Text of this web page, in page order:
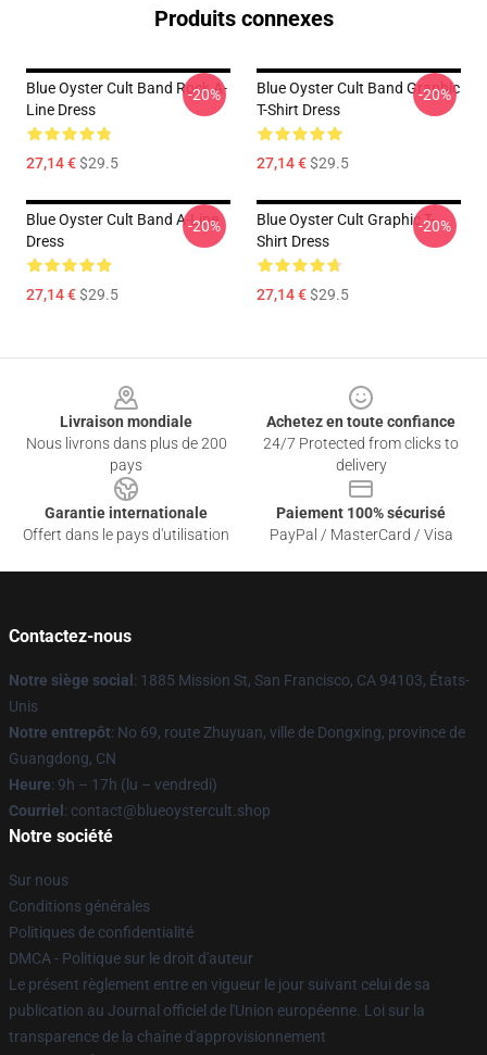
Produits connexes
Blue Oyster Cult Band Rock A-
Line Dress
27,14 €$29.5
-20%
Blue Oyster Cult Band Graphic
T-Shirt Dress
27,14 €$29.5
-20%
Blue Oyster Cult Band A-Line
Dress
27,14 €$29.5
-20%
Blue Oyster Cult Graphic T-
Shirt Dress
27,14 €$29.5
-20%
Livraison mondiale
Nous livrons dans plus de 200
pays
Achetez en toute confiance
24/7 Protected from clicks to
delivery
Garantie internationale
Offert dans le pays d'utilisation
Paiement 100% sécurisé
PayPal / MasterCard / Visa
Contactez-nous
Notre siège social : 1885 Mission St, San Francisco, CA 94103, États-
Unis
Notre entrepôt: No 69, route Zhuyuan, ville de Dongxing, province de
Guangdong, CN
Heure: 9h – 17h (lu – vendredi)
Courriel : contact@blueoystercult.shop
Notre société
Sur nous
Conditions générales
Politiques de confidentialité
DMCA - Politique sur le droit d'auteur
Le présent règlement entre en vigueur le jour suivant celui de sa
publication au Journal officiel de l'Union européenne. Loi sur la
transparence de la chaîne d'approvisionnement